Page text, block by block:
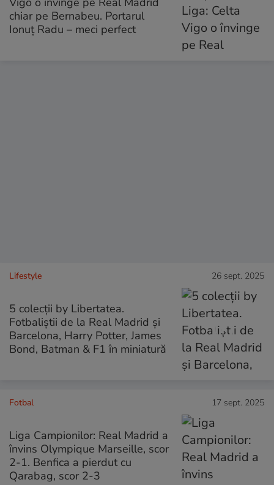
chiar pe Bernabeu. Portarul
Ionuț Radu – meci perfect
Lifestyle 26 sept. 2025
5 colecții by Libertatea.
Fotbaliștii de la Real Madrid și
Barcelona, Harry Potter, James
Bond, Batman & F1 în miniatură
Fotbal 17 sept. 2025
Liga Campionilor: Real Madrid a
învins Olympique Marseille, scor
2-1. Benfica a pierdut cu
Qarabag, scor 2-3